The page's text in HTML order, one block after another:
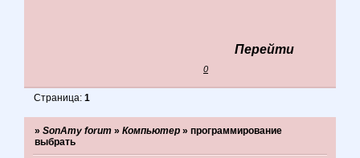
Перейти
0
Страница:1
»SonAmy forum »Компьютер »программирование
выбрать